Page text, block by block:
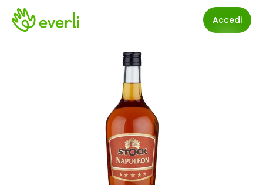
Accedi